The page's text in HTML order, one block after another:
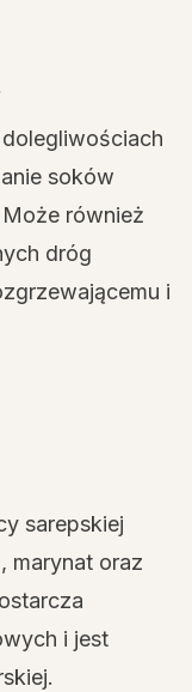
soków
również
dróg
i
sarepskiej
marynat oraz
i jest